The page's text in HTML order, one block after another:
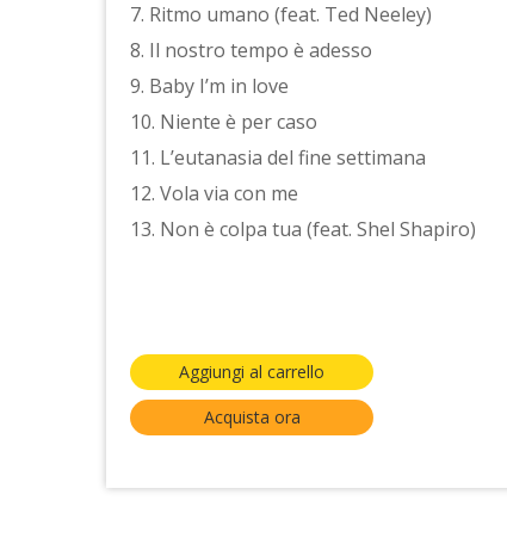
7. Ritmo umano (feat. Ted Neeley)
8. Il nostro tempo è adesso
9. Baby I’m in love
10. Niente è per caso
11. L’eutanasia del fine settimana
12. Vola via con me
13. Non è colpa tua (feat. Shel Shapiro)
Aggiungi al carrello
Acquista ora